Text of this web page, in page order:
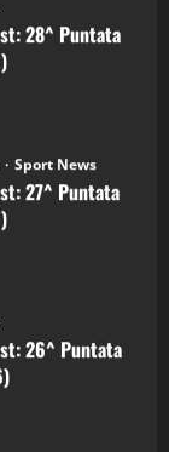
28^ Puntata
27^ Puntata
26^ Puntata